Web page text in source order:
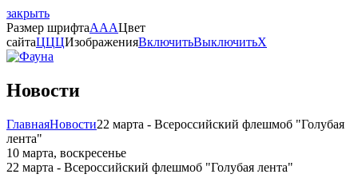
закрыть
Размер шрифтаAAAЦвет
сайтаЦЦЦИзображенияВключитьВыключитьX
Новости
ГлавнаяНовости22 марта - Всероссийский флешмоб "Голубая
лента"
10 марта, воскресенье
22 марта - Всероссийский флешмоб "Голубая лента"